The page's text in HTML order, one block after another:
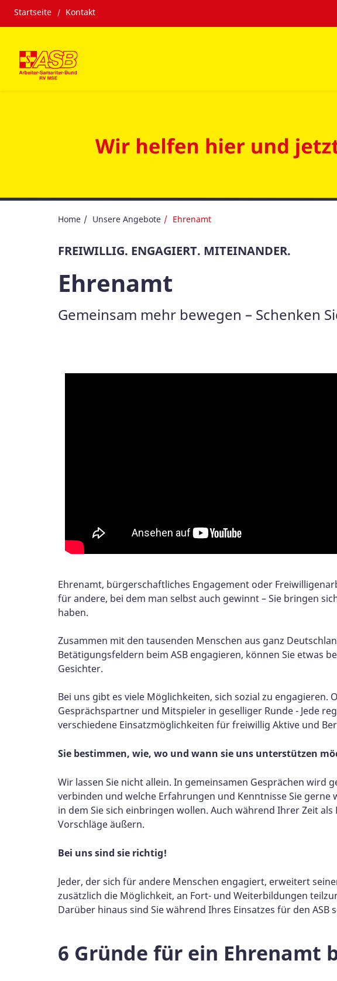
Startseite Kontakt
Home Unsere Angebote Ehrenamt
FREIWILLIG. ENGAGIERT. MITEINANDER.
Ehrenamt
Gemeinsam mehr bewegen – Schenken
Ehrenamt, bürgerschaftliches Engagement oder
für andere, bei dem man selbst auch gewinnt – Sie bringen
haben.
Zusammen mit den tausenden Menschen aus ganz
Betätigungsfeldern beim ASB engagieren, können Sie etwas
Gesichter.
Bei uns gibt es viele Möglichkeiten, sich sozial zu
Gesprächspartner und Mitspieler in geselliger Runde - Jede
verschiedene Einsatzmöglichkeiten für freiwillig Aktive und
Sie bestimmen, wie, wo und wann sie uns unterstützen
Wir lassen Sie nicht allein. In gemeinsamen Gesprächen
verbinden und welche Erfahrungen und Kenntnisse Sie
in dem Sie sich einbringen wollen. Auch während Ihrer Zeit
Vorschläge äußern.
Bei uns sind sie richtig!
Jeder, der sich für andere Menschen engagiert, erweitert
zusätzlich die Möglichkeit, an Fort- und Weiterbildungen
Darüber hinaus sind Sie während Ihres Einsatzes für den
6 Gründe für ein Ehrenamt